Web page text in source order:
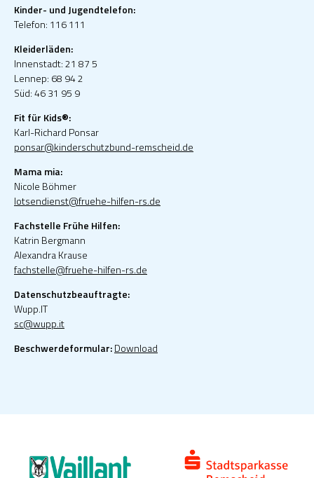
Kinder- und Jugendtelefon:
Telefon: 116 111
Kleiderläden:
Innenstadt: 21 87 5
Lennep: 68 94 2
Süd: 46 31 95 9
Fit für Kids®:
Karl-Richard Ponsar
ponsar@kinderschutzbund-remscheid.de
Mama mia:
Nicole Böhmer
lotsendienst@fruehe-hilfen-rs.de
Fachstelle Frühe Hilfen:
Katrin Bergmann
Alexandra Krause
fachstelle@fruehe-hilfen-rs.de
Datenschutzbeauftragte:
Wupp.IT
sc@wupp.it
Beschwerdeformular:Download